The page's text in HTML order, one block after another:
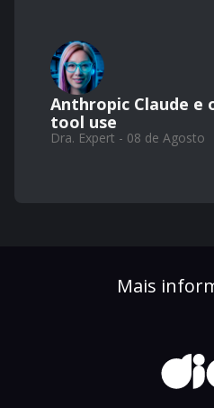
Anthropic Claude e
tool use
Dra. Expert - 08 de Agosto
Mais